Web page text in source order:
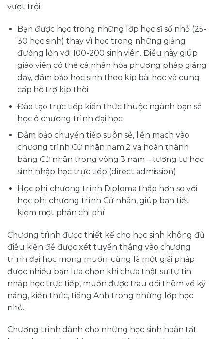
vượt trội:
Bạn được học trong những lớp học sĩ số nhỏ (25-
30 học sinh) thay vì học trong những giảng
đường lớn với 100-200 sinh viên. Điều này giúp
giáo viên có thể cá nhân hóa phương pháp giảng
dạy, đảm bảo học sinh theo kịp bài học và cung
cấp hỗ trợ kịp thời.
Đào tạo trực tiếp kiến thức thuộc ngành bạn sẽ
học ở chương trình đại học
Đảm bảo chuyển tiếp suôn sẻ, liền mạch vào
chương trình Cử nhân năm 2 và hoàn thành
bằng Cử nhân trong vòng 3 năm – tương tự học
sinh nhập học trực tiếp (direct admission)
Học phí chương trình Diploma thấp hơn so với
học phí chương trình Cử nhân, giúp bạn tiết
kiệm một phần chi phí
Chương trình được thiết kế cho học sinh không đủ
điều kiện để được xét tuyển thẳng vào chương
trình đại học mong muốn; cũng là một giải pháp
được nhiều bạn lựa chọn khi chưa thật sự tự tin
nhập học trực tiếp, muốn được trau dồi thêm về kỹ
năng, kiến thức, tiếng Anh trong những lớp học
nhỏ.
Chương trình dành cho những học sinh hoàn tất